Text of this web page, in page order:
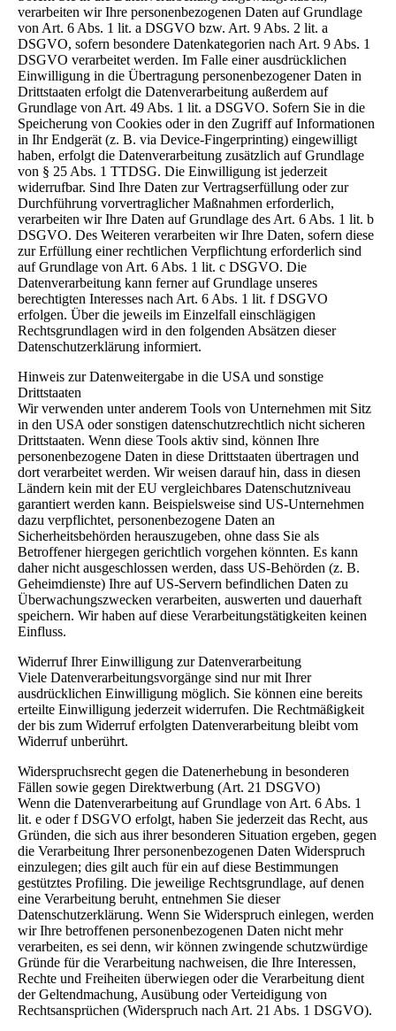
verarbeiten wir Ihre personenbezogenen Daten auf Grundlage
von Art. 6 Abs. 1 lit. a DSGVO bzw. Art. 9 Abs. 2 lit. a
DSGVO, sofern besondere Datenkategorien nach Art. 9 Abs. 1
DSGVO verarbeitet werden. Im Falle einer ausdrücklichen
Einwilligung in die Übertragung personenbezogener Daten in
Drittstaaten erfolgt die Datenverarbeitung außerdem auf
Grundlage von Art. 49 Abs. 1 lit. a DSGVO. Sofern Sie in die
Speicherung von Cookies oder in den Zugriff auf Informationen
in Ihr Endgerät (z. B. via Device-Fingerprinting) eingewilligt
haben, erfolgt die Datenverarbeitung zusätzlich auf Grundlage
von § 25 Abs. 1 TTDSG. Die Einwilligung ist jederzeit
widerrufbar. Sind Ihre Daten zur Vertragserfüllung oder zur
Durchführung vorvertraglicher Maßnahmen erforderlich,
verarbeiten wir Ihre Daten auf Grundlage des Art. 6 Abs. 1 lit. b
DSGVO. Des Weiteren verarbeiten wir Ihre Daten, sofern diese
zur Erfüllung einer rechtlichen Verpflichtung erforderlich sind
auf Grundlage von Art. 6 Abs. 1 lit. c DSGVO. Die
Datenverarbeitung kann ferner auf Grundlage unseres
berechtigten Interesses nach Art. 6 Abs. 1 lit. f DSGVO
erfolgen. Über die jeweils im Einzelfall einschlägigen
Rechtsgrundlagen wird in den folgenden Absätzen dieser
Datenschutzerklärung informiert.
Hinweis zur Datenweitergabe in die USA und sonstige
Drittstaaten
Wir verwenden unter anderem Tools von Unternehmen mit Sitz
in den USA oder sonstigen datenschutzrechtlich nicht sicheren
Drittstaaten. Wenn diese Tools aktiv sind, können Ihre
personenbezogene Daten in diese Drittstaaten übertragen und
dort verarbeitet werden. Wir weisen darauf hin, dass in diesen
Ländern kein mit der EU vergleichbares Datenschutzniveau
garantiert werden kann. Beispielsweise sind US-Unternehmen
dazu verpflichtet, personenbezogene Daten an
Sicherheitsbehörden herauszugeben, ohne dass Sie als
Betroffener hiergegen gerichtlich vorgehen könnten. Es kann
daher nicht ausgeschlossen werden, dass US-Behörden (z. B.
Geheimdienste) Ihre auf US-Servern befindlichen Daten zu
Überwachungszwecken verarbeiten, auswerten und dauerhaft
speichern. Wir haben auf diese Verarbeitungstätigkeiten keinen
Einfluss.
Widerruf Ihrer Einwilligung zur Datenverarbeitung
Viele Datenverarbeitungsvorgänge sind nur mit Ihrer
ausdrücklichen Einwilligung möglich. Sie können eine bereits
erteilte Einwilligung jederzeit widerrufen. Die Rechtmäßigkeit
der bis zum Widerruf erfolgten Datenverarbeitung bleibt vom
Widerruf unberührt.
Widerspruchsrecht gegen die Datenerhebung in besonderen
Fällen sowie gegen Direktwerbung (Art. 21 DSGVO)
Wenn die Datenverarbeitung auf Grundlage von Art. 6 Abs. 1
lit. e oder f DSGVO erfolgt, haben Sie jederzeit das Recht, aus
Gründen, die sich aus ihrer besonderen Situation ergeben, gegen
die Verarbeitung Ihrer personenbezogenen Daten Widerspruch
einzulegen; dies gilt auch für ein auf diese Bestimmungen
gestütztes Profiling. Die jeweilige Rechtsgrundlage, auf denen
eine Verarbeitung beruht, entnehmen Sie dieser
Datenschutzerklärung. Wenn Sie Widerspruch einlegen, werden
wir Ihre betroffenen personenbezogenen Daten nicht mehr
verarbeiten, es sei denn, wir können zwingende schutzwürdige
Gründe für die Verarbeitung nachweisen, die Ihre Interessen,
Rechte und Freiheiten überwiegen oder die Verarbeitung dient
der Geltendmachung, Ausübung oder Verteidigung von
Rechtsansprüchen (Widerspruch nach Art. 21 Abs. 1 DSGVO).